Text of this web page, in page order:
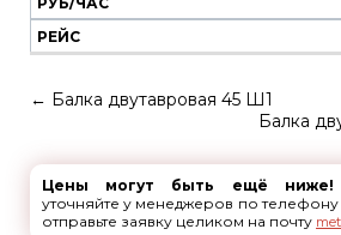
РЕЙС
← Балка двутавровая 45 Ш1
Балка
Цены могут быть ещё ниже!
уточняйте у менеджеров по телефону
отправьте заявку целиком на почту